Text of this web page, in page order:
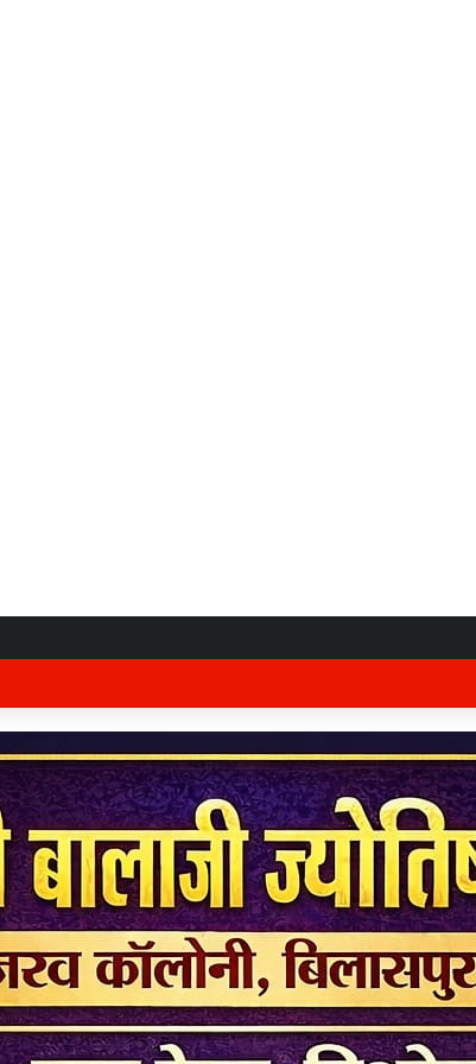
मंत्री अरुण साव कल लेंगे विभागीय योजनाओं और विकास कार्यों की समीक्षा